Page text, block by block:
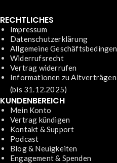
RECHTLICHES
Impressum
Datenschutzerklärung
Allgemeine Geschäftsbedingen
Widerrufsrecht
Vertrag widerrufen
Informationen zu Altverträgen
(bis 31.12.2025)
KUNDENBEREICH
Mein Konto
Vertrag kündigen
Kontakt & Support
Podcast
Blog & Neuigkeiten
Engagement & Spenden